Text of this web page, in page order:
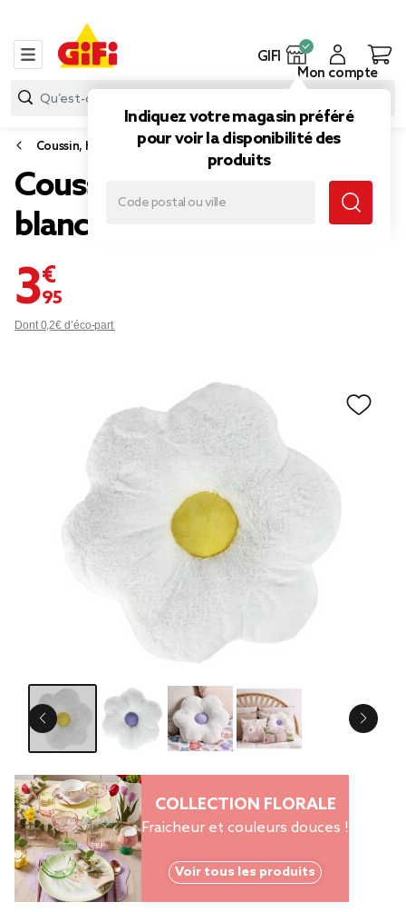
GIFI
Indiquez votre magasin préféré
pour voir la disponibilité des
produits
Mon compte
Coussin, housse de coussin et rembourrage
Coussin fleur marguerite
blanc Ø38cm (2 modèles)
3,95 €
Dont 0,2€ d’éco-part
COLLECTION FLORALE
Fraicheur et couleurs douces !
Voir tous les produits